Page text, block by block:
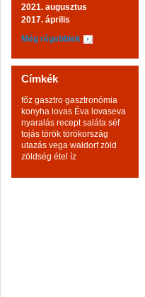
2021. augusztus
2017. április
Még régebbiek
Címkék
főz gasztro gasztronómia
konyha lovas Éva lovaseva
nyaralás recept saláta séf
tojás török törökország
utazás vega waldorf zöld
zöldség étel íz